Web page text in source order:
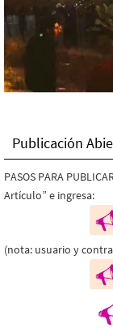
Publicación
PASOS PARA
Artículo” e ingresa:
(nota: usuario y